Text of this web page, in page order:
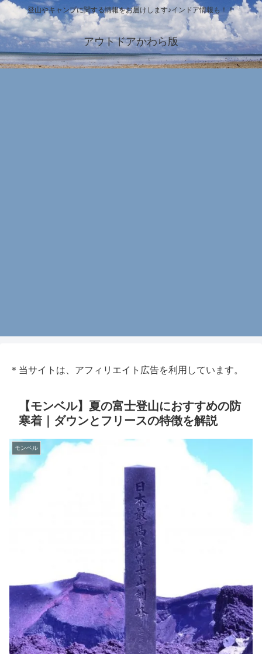
登山やキャンプに関する情報をお届けします♪インドア情報も！！
アウトドアかわら版
＊当サイトは、アフィリエイト広告を利用しています。
【モンベル】夏の富士登山におすすめの防
寒着｜ダウンとフリースの特徴を解説
モンベル